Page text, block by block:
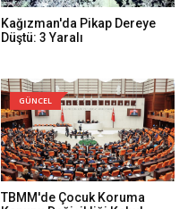
Kağızman'da Pikap Dereye
Düştü: 3 Yaralı
GÜNCEL
TBMM'de Çocuk Koruma